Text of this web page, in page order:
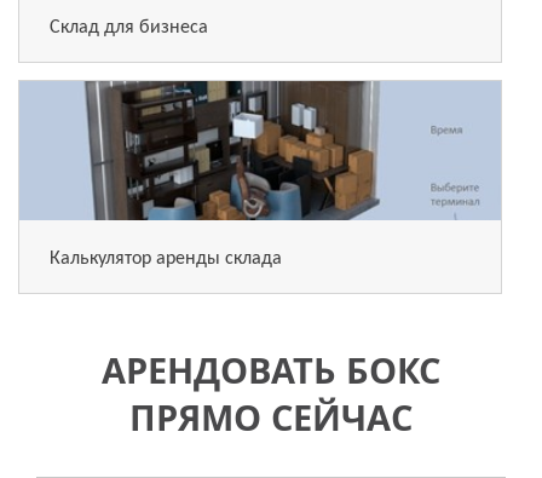
Склад для бизнеса
Калькулятор аренды склада
АРЕНДОВАТЬ БОКС
ПРЯМО СЕЙЧАС